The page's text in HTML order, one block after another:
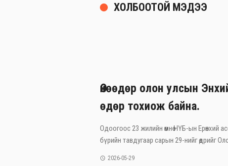
ХОЛБООТОЙ МЭДЭЭ
Өнөөдөр олон улсын
өдөр тохиож байна.
Одоогоос 23 жилийн өмнө НҮБ-ын Ерөнхий
бүрийн тавдугаар сарын 29-нийг өдрийг
2026-05-29